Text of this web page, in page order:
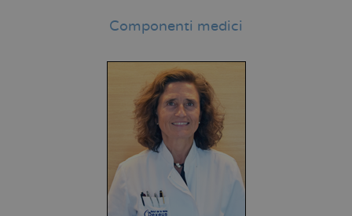
Componenti medici